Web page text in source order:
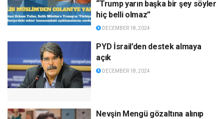
“Trump yarın başka bir şey söyler
hiç belli olmaz”
DECEMBER 18, 2024
PYD İsrail’den destek almaya
açık
DECEMBER 18, 2024
Nevşin Mengü gözaltına alınıp